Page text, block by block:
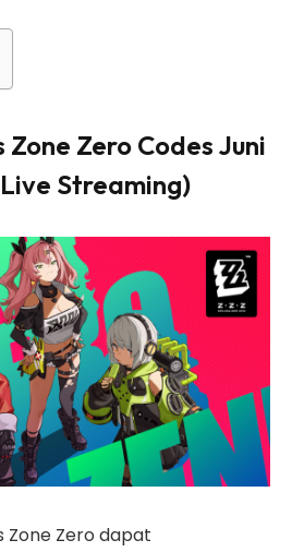
Zero Codes Juni
Streaming)
Zone Zero dapat